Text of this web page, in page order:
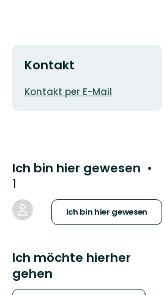
Kontakt
E-
Kontakt per E-Mail
Ich bin hier gewesen
1
Ich bin hier gewesen
Ich möchte hierher
gehen